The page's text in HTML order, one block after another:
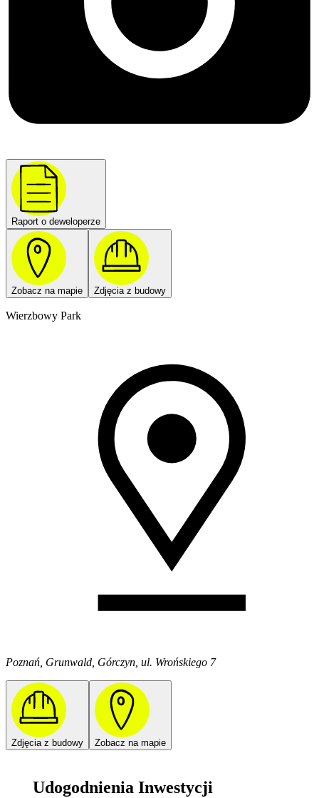
Raport o deweloperze
Zobacz na mapie Zdjęcia z budowy
Wierzbowy Park
Poznań, Grunwald, Górczyn, ul. Wrońskiego 7
Zdjęcia z budowy Zobacz na mapie
Udogodnienia Inwestycji